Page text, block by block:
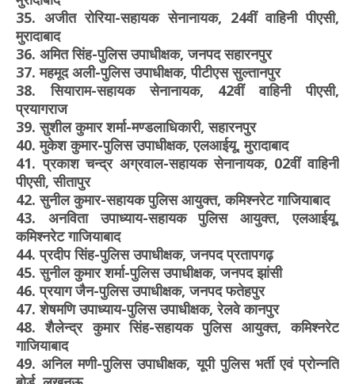
35. अजीत रोरिया-सहायक सेनानायक, 24वीं वाहिनी पीएसी,
मुरादाबाद
36. अमित सिंह-पुलिस उपाधीक्षक, जनपद सहारनपुर
37. महमूद अली-पुलिस उपाधीक्षक, पीटीएस सुल्तानपुर
38. सियाराम-सहायक सेनानायक, 42वीं वाहिनी पीएसी,
प्रयागराज
39. सुशील कुमार शर्मा-मण्डलाधिकारी, सहारनपुर
40. मुकेश कुमार-पुलिस उपाधीक्षक, एलआईयू, मुरादाबाद
41. प्रकाश चन्द्र अग्रवाल-सहायक सेनानायक, 02वीं वाहिनी
पीएसी, सीतापुर
42. सुनील कुमार-सहायक पुलिस आयुक्त, कमिश्नरेट गाजियाबाद
43. अनविता उपाध्याय-सहायक पुलिस आयुक्त, एलआईयू,
कमिश्नरेट गाजियाबाद
44. प्रदीप सिंह-पुलिस उपाधीक्षक, जनपद प्रतापगढ़
45. सुनील कुमार शर्मा-पुलिस उपाधीक्षक, जनपद झांसी
46. प्रयाग जैन-पुलिस उपाधीक्षक, जनपद फतेहपुर
47. शेषमणि उपाध्याय-पुलिस उपाधीक्षक, रेलवे कानपुर
48. शैलेन्द्र कुमार सिंह-सहायक पुलिस आयुक्त, कमिश्नरेट
गाजियाबाद
49. अनिल मणी-पुलिस उपाधीक्षक, यूपी पुलिस भर्ती एवं प्रोन्नति